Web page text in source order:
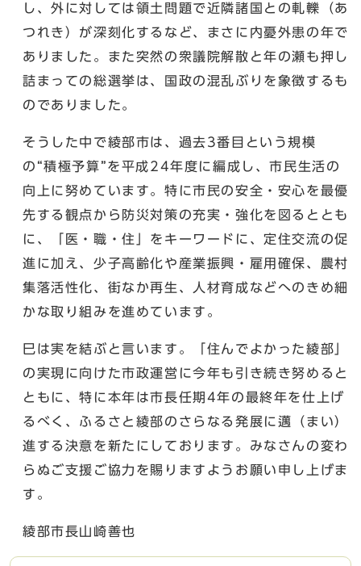
し、外に対しては領土問題で近隣諸国との軋轢（あ
つれき）が深刻化するなど、まさに内憂外患の年で
ありました。また突然の衆議院解散と年の瀬も押し
詰まっての総選挙は、国政の混乱ぶりを象徴するも
のでありました。
そうした中で綾部市は、過去3番目という規模
の“積極予算”を平成24年度に編成し、市民生活の
向上に努めています。特に市民の安全・安心を最優
先する観点から防災対策の充実・強化を図るととも
に、「医・職・住」をキーワードに、定住交流の促
進に加え、少子高齢化や産業振興・雇用確保、農村
集落活性化、街なか再生、人材育成などへのきめ細
かな取り組みを進めています。
巳は実を結ぶと言います。「住んでよかった綾部」
の実現に向けた市政運営に今年も引き続き努めると
ともに、特に本年は市長任期4年の最終年を仕上げ
るべく、ふるさと綾部のさらなる発展に邁（まい）
進する決意を新たにしております。みなさんの変わ
らぬご支援ご協力を賜りますようお願い申し上げま
す。
綾部市長山崎善也